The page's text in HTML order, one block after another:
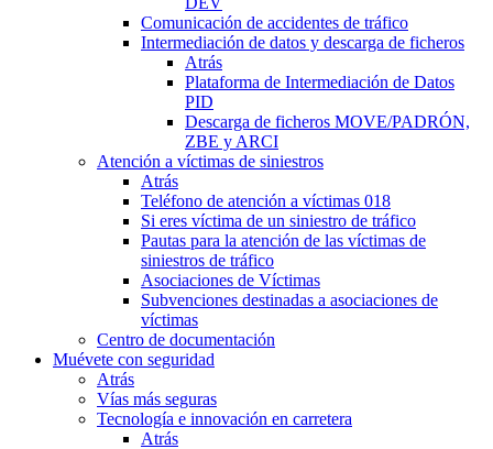
Comunicación de accidentes de tráfico
Intermediación de datos y descarga de ficheros
Atrás
Plataforma de Intermediación de Datos
PID
Descarga de ficheros MOVE/PADRÓN,
ZBE y ARCI
Atención a víctimas de siniestros
Atrás
Teléfono de atención a víctimas 018
Si eres víctima de un siniestro de tráfico
Pautas para la atención de las víctimas de
siniestros de tráfico
Asociaciones de Víctimas
Subvenciones destinadas a asociaciones de
víctimas
Centro de documentación
Muévete con seguridad
Atrás
Vías más seguras
Tecnología e innovación en carretera
Atrás